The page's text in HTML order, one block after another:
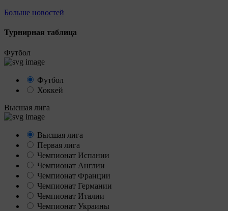
Больше новостей
Турнирная таблица
Футбол
Футбол
Хоккей
Высшая лига
Высшая лига
Первая лига
Чемпионат Испании
Чемпионат Англии
Чемпионат Франции
Чемпионат Германии
Чемпионат Италии
Чемпионат Украины